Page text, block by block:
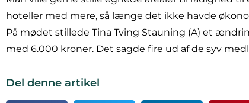
hoteller med mere, så længe det ikke havde
På mødet stillede Tina Tving Stauning (A) et
med 6.000 kroner. Det sagde fire ud af de syv
Del denne artikel